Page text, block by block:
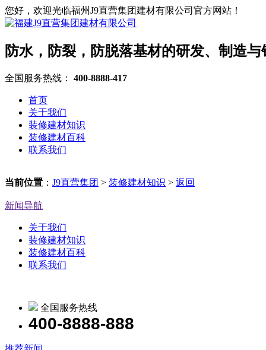
您好，欢迎光临福州J9直营集团建材有限公司官方网站！
防水，防裂，防脱落基材的研发、制造与
全国服务热线： 400-8888-417
首页
关于我们
装修建材知识
装修建材百科
联系我们
当前位置 ： J9直营集团 > 装修建材知识 > 返回
新闻导航
关于我们
装修建材知识
装修建材百科
联系我们
全国服务热线
400-8888-888